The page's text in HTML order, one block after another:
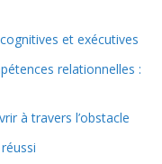
et exécutives
relationnelles :
à travers l’obstacle